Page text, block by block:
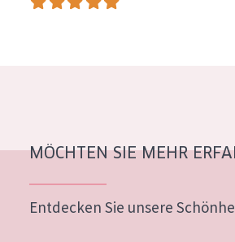
Der Sonne ausgesetzte Haut
ALTER
MÖCHTEN SIE MEHR
Entdecken Sie unsere